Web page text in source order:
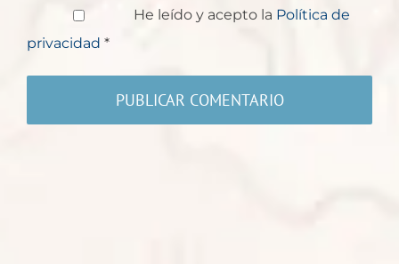
He leído y acepto la Política de
privacidad *